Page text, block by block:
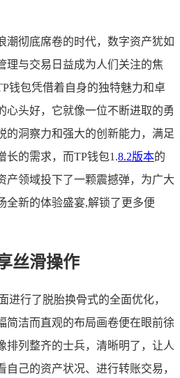
潮彻底席卷的时代，数字资产犹如
理与交易日益成为人们关注的焦
钱包凭借着自身的独特魅力和卓
心头好，它就像一位不断进取的勇
的洞察力和强大的创新能力，满足
长的需求，而TP钱包1.8.2版本的
产领域投下了一颗震撼弹，为广大
全新的体验盛宴,解锁了更多便
丝滑操作
进行了脱胎换骨式的全面优化，
简洁而直观的布局画卷便在眼前徐
排列整齐的士兵，清晰明了，让人
己的资产状况、进行转账交易，